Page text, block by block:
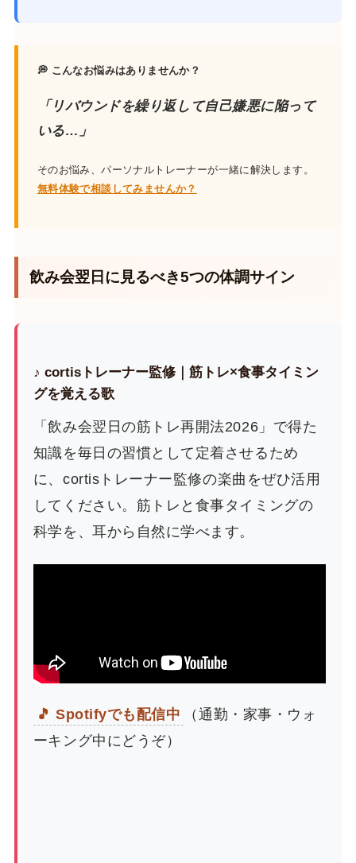
💭 こんなお悩みはありませんか？
「リバウンドを繰り返して自己嫌悪に陥って
いる…」
そのお悩み、パーソナルトレーナーが一緒に解決します。
無料体験で相談してみませんか？
飲み会翌日に見るべき5つの体調サイン
♪ cortisトレーナー監修｜筋トレ×食事タイミン
グを覚える歌
「飲み会翌日の筋トレ再開法2026」で得た
知識を毎日の習慣として定着させるため
に、cortisトレーナー監修の楽曲をぜひ活用
してください。筋トレと食事タイミングの
科学を、耳から自然に学べます。
🎵 Spotifyでも配信中
（通勤・家事・ウォ
ーキング中にどうぞ）